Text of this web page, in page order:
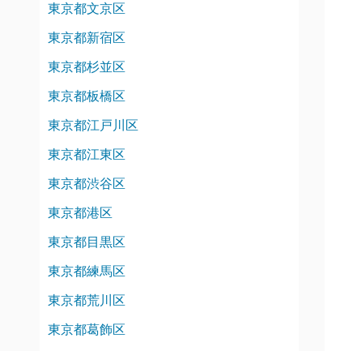
東京都文京区
東京都新宿区
東京都杉並区
東京都板橋区
東京都江戸川区
東京都江東区
東京都渋谷区
東京都港区
東京都目黒区
東京都練馬区
東京都荒川区
東京都葛飾区